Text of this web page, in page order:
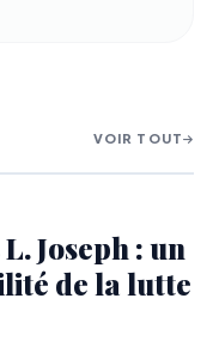
VOIR TOUT
Joseph : un
de la lutte